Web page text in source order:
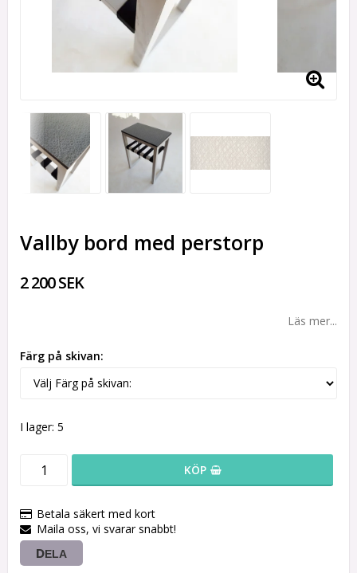
Vallby bord med perstorp
2 200 SEK
Läs mer...
Färg på skivan:
I lager: 5
KÖP
Betala säkert med kort
Maila oss, vi svarar snabbt!
DELA